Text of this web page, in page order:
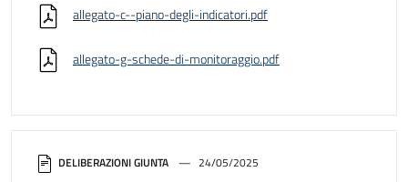
DELIBERAZIONI GIUNTA 24/05/2025
allegato-c--piano-degli-indicatori.pdf
allegato-g-schede-di-monitoraggio.pdf